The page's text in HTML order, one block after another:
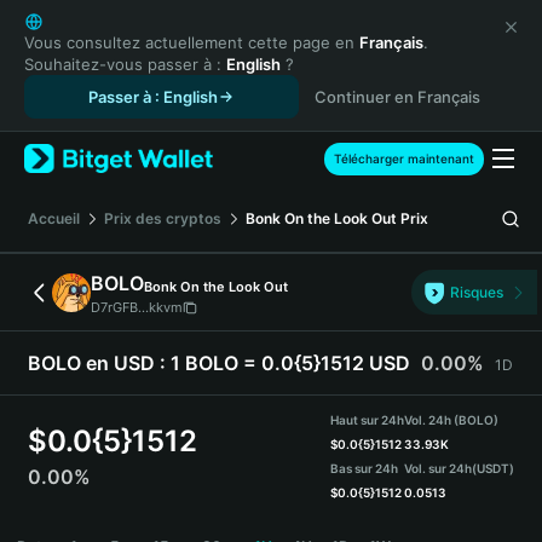
English
日本語
Tiếng Việt
Español (Latinoamérica)
Türkçe
Français
Deutsch
简体中文
繁體中文
Português (Portugal)
Bahasa Indonesia
ภาษาไทย
Español
Español (Argentina)
Vous consultez actuellement cette page en Français.
Souhaitez-vous passer à : English ?
Passer à : English
Continuer en Français
Télécharger maintenant
Accueil Prix des cryptos Bonk On the Look Out Prix
BOLOBonk On the Look Out
D7rGFB...kkvm
Risques
BOLO en USD : 1 BOLO = 0.0{5}1512 USD 0.00% 1D
$0.0{5}1512
0.00%
Haut sur 24h
$0.0{5}1512
Bas sur 24h
$0.0{5}1512
Vol. 24h (BOLO)
33.93K
Vol. sur 24h(USDT)
0.0513